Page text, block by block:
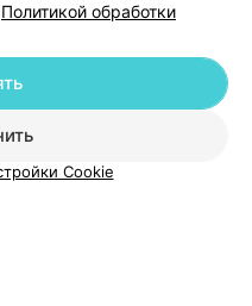
Размещение рекламы
Публичный договор
Способы оплаты
Политикой обработки
Cookie